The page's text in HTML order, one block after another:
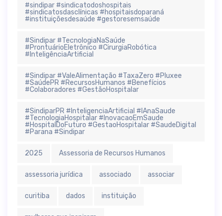
#sindipar #sindicatodoshospitais
#sindicatosdasclínicas #hospitaisdoparaná
#instituiçõesdesaúde #gestoresemsaúde
#Sindipar #TecnologiaNaSaúde
#ProntuárioEletrônico #CirurgiaRobótica
#InteligênciaArtificial
#Sindipar #ValeAlimentação #TaxaZero #Pluxee
#SaúdePR #RecursosHumanos #Benefícios
#Colaboradores #GestãoHospitalar
#SindiparPR #InteligenciaArtificial #IAnaSaude
#TecnologiaHospitalar #InovacaoEmSaude
#HospitalDoFuturo #GestaoHospitalar #SaudeDigital
#Parana #Sindipar
2025 Assessoria de Recursos Humanos
assessoria jurídica associado associar
curitiba dados instituição